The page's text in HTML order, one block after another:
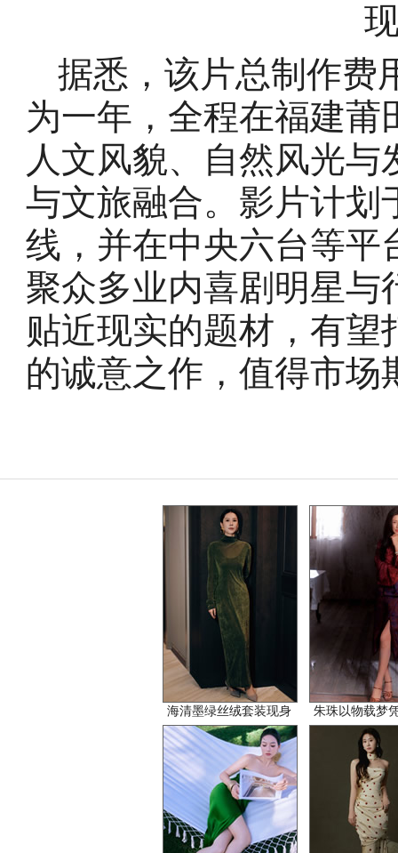
据悉，该片总制作费
为一年，全程在福建
人文风貌、自然风光
与文旅融合。影片计划
线，并在中央六台等平
聚众多业内喜剧明星与
贴近现实的题材，有
的诚意之作，值得市场
海清墨绿丝绒套装现身 朱珠以物载梦